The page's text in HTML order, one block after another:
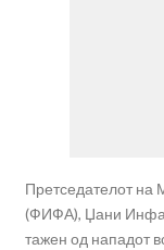
Претседателот на
(ФИФА), Џани
тажен од нападот